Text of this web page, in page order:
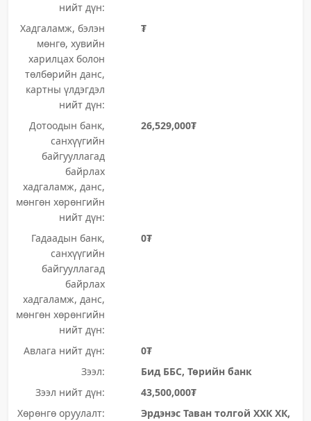
нийт дүн:
Хадгаламж, бэлэн
мөнгө, хувийн
харилцах болон
төлбөрийн данс,
картны үлдэгдэл
нийт дүн:
₮
Дотоодын банк,
санхүүгийн
байгууллагад
байрлах
хадгаламж, данс,
мөнгөн хөрөнгийн
нийт дүн:
26,529,000₮
Гадаадын банк,
санхүүгийн
байгууллагад
байрлах
хадгаламж, данс,
мөнгөн хөрөнгийн
нийт дүн:
0₮
Авлага нийт дүн:
0₮
Зээл:
Бид ББС, Төрийн банк
Зээл нийт дүн:
43,500,000₮
Хөрөнгө оруулалт:
Эрдэнэс Таван толгой ХХК ХК,